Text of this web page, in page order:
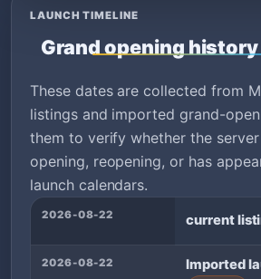
LAUNCH TIMELINE
Grand opening
These dates are collected from
listings and imported grand-
them to verify whether the
opening, reopening, or has
launch calendars.
2026-08-22 current
2026-08-22 Imported